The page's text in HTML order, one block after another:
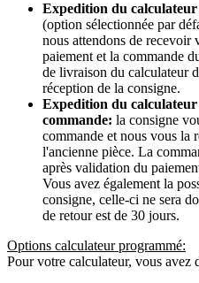
Expedition du
(option sélectionnée par
nous attendons de recevoir
paiement et la commande
de livraison du calculateur
réception de la consigne.
Expedition du
commande: la consigne
commande et nous vous la
l'ancienne pièce. La
après validation du
Vous avez également la
consigne, celle-ci ne sera
de retour est de 30 jours.
Options calculateur programmé:
Pour votre calculateur, vous avez